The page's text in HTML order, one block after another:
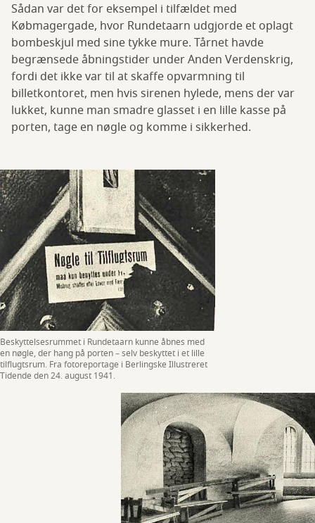
Sådan var det for eksempel i tilfældet med
Købmagergade, hvor Rundetaarn udgjorde et oplagt
bombeskjul med sine tykke mure. Tårnet havde
begrænsede åbningstider under Anden Verdenskrig,
fordi det ikke var til at skaffe opvarmning til
billetkontoret, men hvis sirenen hylede, mens der var
lukket, kunne man smadre glasset i en lille kasse på
porten, tage en nøgle og komme i sikkerhed.
Beskyttelsesrummet i Rundetaarn kunne åbnes med
en nøgle, der hang på porten – selv beskyttet i et lille
tilflugtsrum. Fra fotoreportage i Berlingske Illustreret
Tidende den 24. august 1941.